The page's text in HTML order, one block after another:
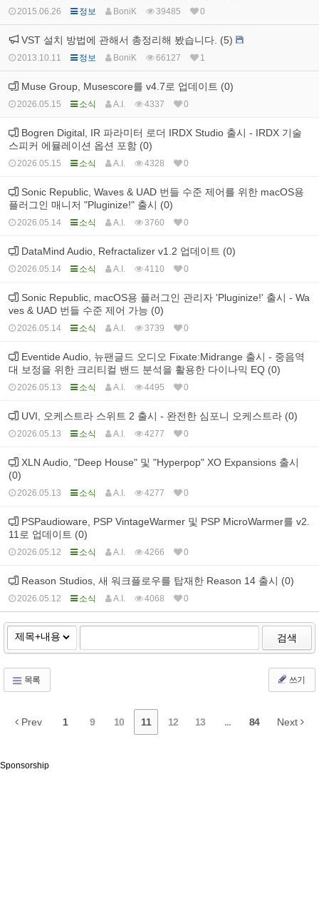
2015.06.26 정보 BoniK 39485 0
VST 설치 방법에 관해서 총정리해 봤습니다. (5)
2013.10.11 정보 BoniK 66127 1
Muse Group, Musescore를 v4.7로 업데이트 (0)
2026.05.15 소식 A.I. 4337 0
Bogren Digital, IR 파라미터 로더 IRDX Studio 출시 - IRDX 기술
스피커 에뮬레이션 옵션 포함 (0)
2026.05.15 소식 A.I. 4328 0
Sonic Republic, Waves & UAD 번들 수준 제어를 위한 macOS용
플러그인 매니저 "Pluginize!" 출시 (0)
2026.05.14 소식 A.I. 3760 0
DataMind Audio, Refractalizer v1.2 업데이트 (0)
2026.05.14 소식 A.I. 4110 0
Sonic Republic, macOS용 플러그인 관리자 'Pluginize!' 출시 - Wa
ves & UAD 번들 수준 제어 가능 (0)
2026.05.14 소식 A.I. 3739 0
Eventide Audio, 뉴팬글드 오디오 Fixate:Midrange 출시 - 중음역
대 보정을 위한 크리티컬 밴드 분석을 활용한 다이나믹 EQ (0)
2026.05.13 소식 A.I. 4495 0
UVI, 오케스트라 스위트 2 출시 - 완전한 심포니 오케스트라 (0)
2026.05.13 소식 A.I. 4277 0
XLN Audio, "Deep House" 및 "Hyperpop" XO Expansions 출시
(0)
2026.05.13 소식 A.I. 4277 0
PSPaudioware, PSP VintageWarmer 및 PSP MicroWarmer를 v2.
11로 업데이트 (0)
2026.05.12 소식 A.I. 4266 0
Reason Studios, 새 워크플로우를 탑재한 Reason 14 출시 (0)
2026.05.12 소식 A.I. 4068 0
검색
목록 쓰기
Prev 1 9 10 11 12 13 ... 84 Next
Sponsorship